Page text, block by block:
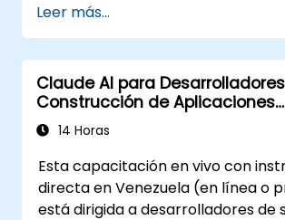
extensos e informes.
Automatizar la creación de
publicitario para diferentes
Leer más...
Claude AI para
Construcción de Aplicaciones
Impulsadas por IA
14 Horas
Esta capacitación en vivo con
directa en Venezuela (en línea o
está dirigida a desarrolladores de